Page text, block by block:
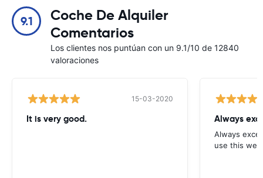
9.1
Coche De Alquiler
Comentarios
Los clientes nos puntúan con un 9.1/10 de 12840
valoraciones
15-03-2020
It is very good. Always
Always
use this